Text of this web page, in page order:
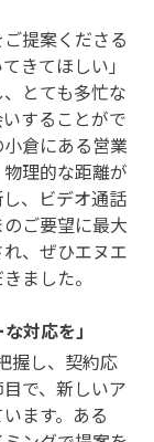
提案くださる
きてほしい」
とても多忙な
することがで
倉にある営業
理的な距離が
、ビデオ通話
ご要望に最大
、ぜひエヌエ
ました。
対応を」
握し、契約応
で、新しいア
ます。ある